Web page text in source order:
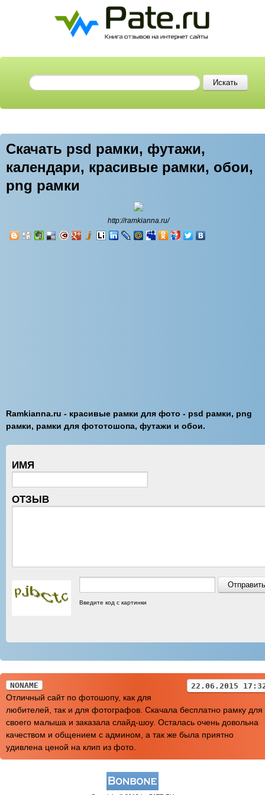
Скачать psd рамки, футажи,
календари, красивые рамки, обои,
png рамки
http://ramkianna.ru/
Ramkianna.ru - красивые рамки для фото - psd рамки, png
рамки, рамки для фототошопа, футажи и обои.
ИМЯ
ОТЗЫВ
Введите код с картинки
NONAME 22.06.2015
Отличный сайт по фотошопу, как для
любителей, так и для фотографов. Скачала бесплатно рамку для
своего малыша и заказала слайд-шоу. Осталась очень довольна
качеством и общением с админом, а так же была приятно
удивлена ценой на клип из фото.